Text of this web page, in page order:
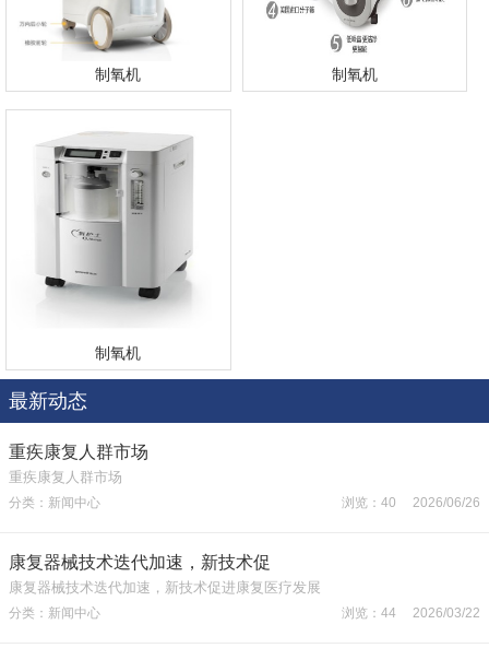
制氧机 制氧机
制氧机
最新动态
重疾康复人群市场
重疾康复人群市场
分类：新闻中心 浏览：40 2026/06/26
康复器械技术迭代加速，新技术促
康复器械技术迭代加速，新技术促进康复医疗发展
分类：新闻中心 浏览：44 2026/03/22